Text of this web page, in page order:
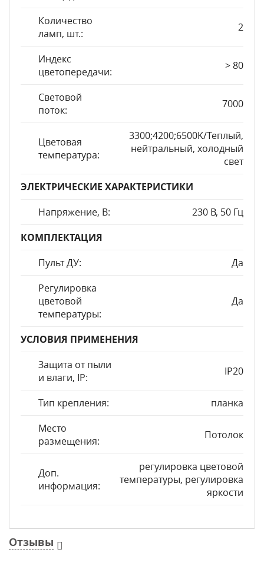
Количество
ламп, шт.:
2
Индекс
цветопередачи:
> 80
Световой
поток:
7000
Цветовая
температура:
3300;4200;6500K/Теплый,
нейтральный, холодный
свет
ЭЛЕКТРИЧЕСКИЕ ХАРАКТЕРИСТИКИ
Напряжение, В:
230 В, 50 Гц
КОМПЛЕКТАЦИЯ
Пульт ДУ:
Да
Регулировка
цветовой
температуры:
Да
УСЛОВИЯ ПРИМЕНЕНИЯ
Защита от пыли
и влаги, IP:
IP20
Тип крепления:
планка
Место
размещения:
Потолок
Доп.
информация:
регулировка цветовой
температуры, регулировка
яркости
Отзывы